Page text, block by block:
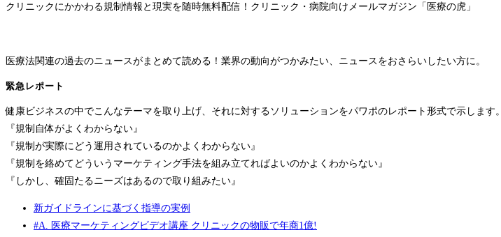
クリニックにかかわる規制情報と現実を随時無料配信！クリニック・病院向けメールマガジン「医療の虎」
医療法関連の過去のニュースがまとめて読める！業界の動向がつかみたい、ニュースをおさらいしたい方に。
緊急レポート
健康ビジネスの中でこんなテーマを取り上げ、それに対するソリューションをパワポのレポート形式で示します。
『規制自体がよくわからない』
『規制が実際にどう運用されているのかよくわからない』
『規制を絡めてどういうマーケティング手法を組み立てればよいのかよくわからない』
『しかし、確固たるニーズはあるので取り組みたい』
新ガイドラインに基づく指導の実例
#A. 医療マーケティングビデオ講座 クリニックの物販で年商1億!